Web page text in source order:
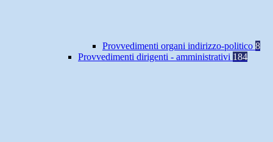
Provvedimenti organi indirizzo-politico 8
Provvedimenti dirigenti - amministrativi 184